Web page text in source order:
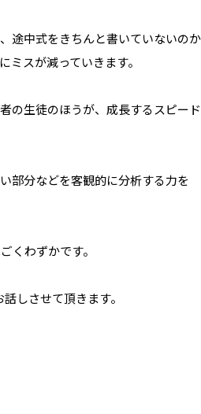
途中式をきちんと書いていないのか
スが減っていきます。
の生徒のほうが、成長するスピー
部分などを客観的に分析する力を
くわずかです。
しさせて頂きます。